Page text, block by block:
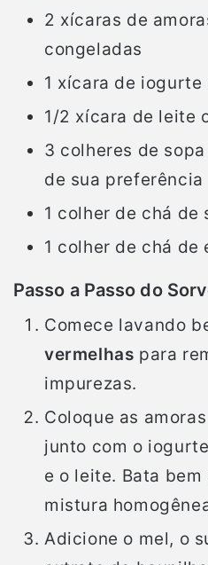
2 xícaras de
congeladas
1 xícara de
1/2 xícara de leite
3 colheres de
de sua preferência
1 colher de chá de
1 colher de chá de
Passo a Passo do
Comece lavando
vermelhas para
impurezas.
Coloque as
junto com o
e o leite. Bata
mistura
Adicione o mel, o